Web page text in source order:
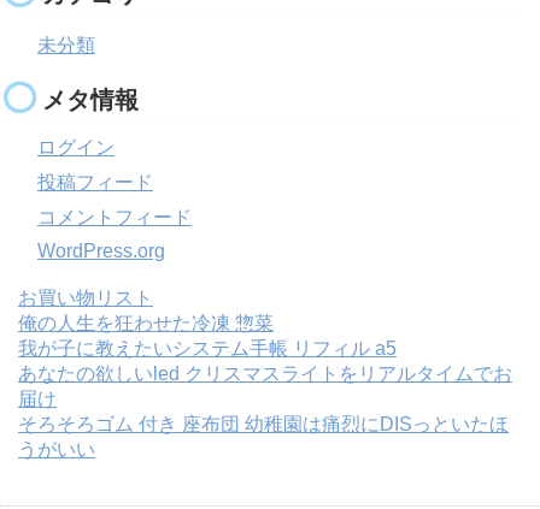
未分類
メタ情報
ログイン
投稿フィード
コメントフィード
WordPress.org
お買い物リスト
俺の人生を狂わせた冷凍 惣菜
我が子に教えたいシステム手帳 リフィル a5
あなたの欲しいled クリスマスライトをリアルタイムでお
届け
そろそろゴム 付き 座布団 幼稚園は痛烈にDISっといたほ
うがいい